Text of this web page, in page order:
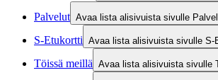
Palvelut Avaa lista alisivuista sivulle
S-Etukortti Avaa lista alisivuista sivulle S-
Töissä meillä Avaa lista alisivuista sivulle